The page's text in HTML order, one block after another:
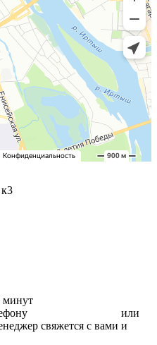
минут
или
свяжется с вами и